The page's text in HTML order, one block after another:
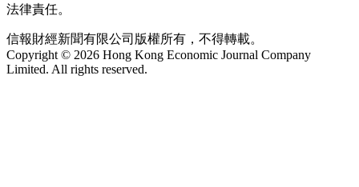
法律責任。
信報財經新聞有限公司版權所有，不得轉載。
Copyright © 2026 Hong Kong Economic Journal Company
Limited. All rights reserved.